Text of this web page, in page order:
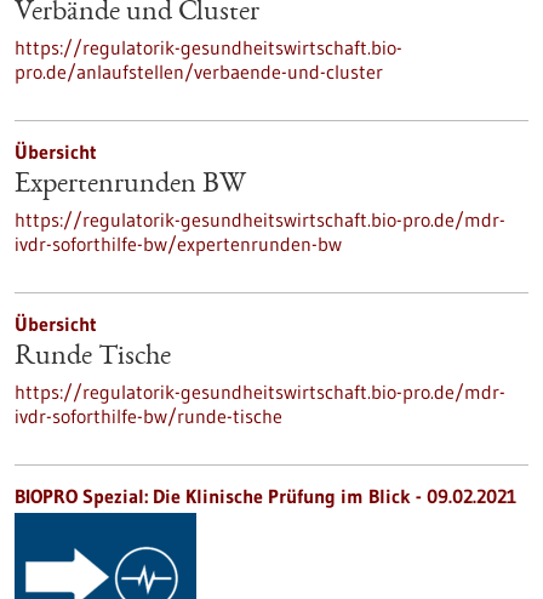
Verbände und Cluster
https://regulatorik-gesundheitswirtschaft.bio-
pro.de/anlaufstellen/verbaende-und-cluster
Übersicht
Expertenrunden BW
https://regulatorik-gesundheitswirtschaft.bio-pro.de/mdr-
ivdr-soforthilfe-bw/expertenrunden-bw
Übersicht
Runde Tische
https://regulatorik-gesundheitswirtschaft.bio-pro.de/mdr-
ivdr-soforthilfe-bw/runde-tische
BIOPRO Spezial: Die Klinische Prüfung im Blick - 09.02.2021